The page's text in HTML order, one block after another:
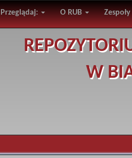
Przeglądaj: O RUB
W